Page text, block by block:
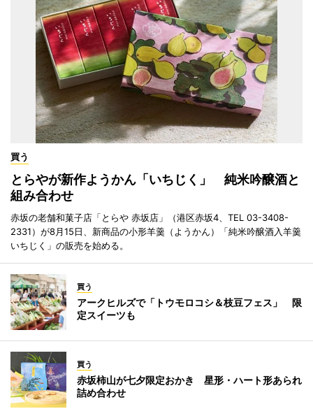
買う
とらやが新作ようかん「いちじく」 純米吟醸酒と
組み合わせ
赤坂の老舗和菓子店「とらや 赤坂店」（港区赤坂4、TEL 03-3408-
2331）が8月15日、新商品の小形羊羹（ようかん）「純米吟醸酒入羊羹
いちじく」の販売を始める。
買う
アークヒルズで「トウモロコシ＆枝豆フェス」 限
定スイーツも
買う
赤坂柿山が七夕限定おかき 星形・ハート形あられ
詰め合わせ